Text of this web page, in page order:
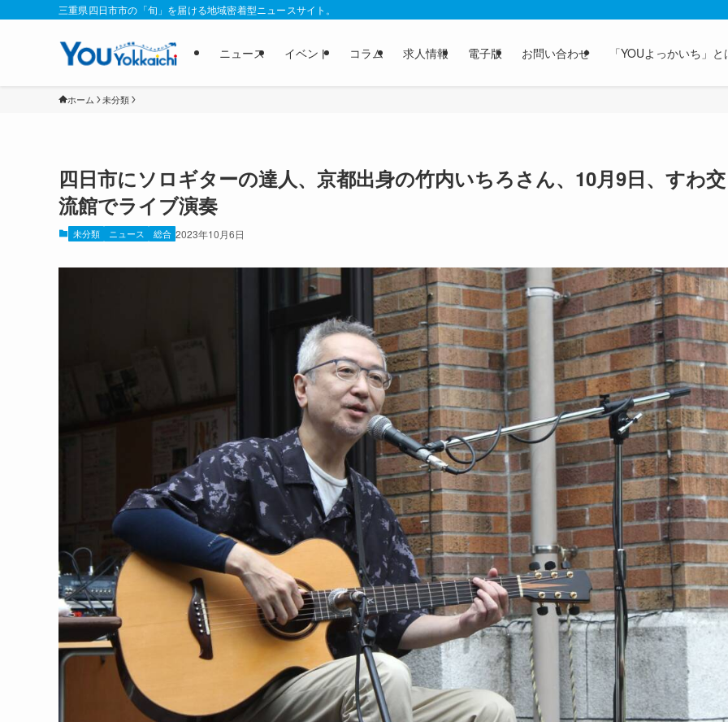
三重県四日市市の「旬」を届ける地域密着型ニュースサイト。
ニュース イベント コラム 求人情報 電子版 お問い合わせ 「YOUよっかいち」と
ホーム 未分類
四日市にソロギターの達人、京都出身の竹内いちろさん、10月9日、すわ交
流館でライブ演奏
未分類 ニュース 総合 2023年10月6日